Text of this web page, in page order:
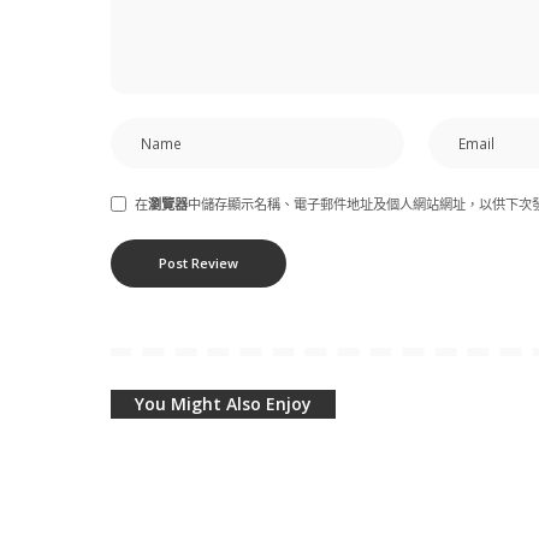
在瀏覽器中儲存顯示名稱、電子郵件地址及個人網站網址，以供下次
You Might Also Enjoy